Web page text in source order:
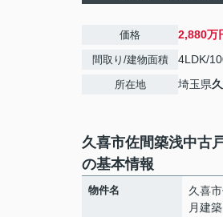
価格 2,880万
間取り/建物面積 4LDK/
所在地 埼玉県
久喜市佐間築浅中古
の基本情報
物件名
久喜
月建築